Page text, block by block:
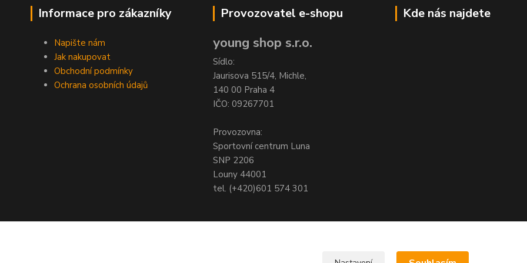
Informace pro zákazníky
Napište nám
Jak nakupovat
Obchodní podmínky
Ochrana osobních údajů
Provozovatel e-shopu
young shop s.r.o.
Sídlo:
Jaurisova 515/4, Michle,
140 00 Praha 4
IČO: 09267701
Provozovna:
Sportovní centrum Luna
SNP 2206
Louny 44001
tel. (+420)601 574 301
Kde nás najdete